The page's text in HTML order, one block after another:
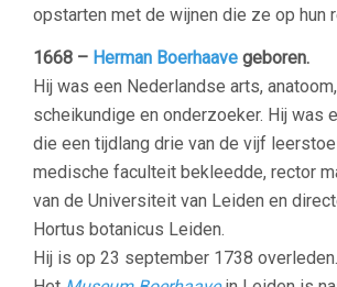
opstarten met de wijnen die ze op hun
1668 – Herman Boerhaave geboren.
Hij was een Nederlandse arts,
scheikundige en onderzoeker. Hij was
die een tijdlang drie van de vijf
medische faculteit bekleedde, rector
van de Universiteit van Leiden en
Hortus botanicus Leiden.
Hij is op 23 september 1738 overleden.